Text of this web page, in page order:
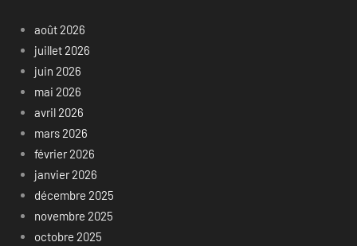
août 2026
juillet 2026
juin 2026
mai 2026
avril 2026
mars 2026
février 2026
janvier 2026
décembre 2025
novembre 2025
octobre 2025